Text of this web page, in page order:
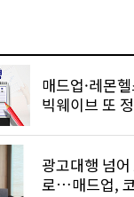
매드업·레몬
빅웨이브 또
광고대행 넘
로…매드업,